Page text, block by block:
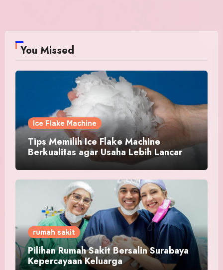
You Missed
Ice Flake Machine
Tips Memilih Ice Flake Machine
Berkualitas agar Usaha Lebih Lancar
rumah sakit
Pilihan Rumah Sakit Bersalin Surabaya
Kepercayaan Keluarga